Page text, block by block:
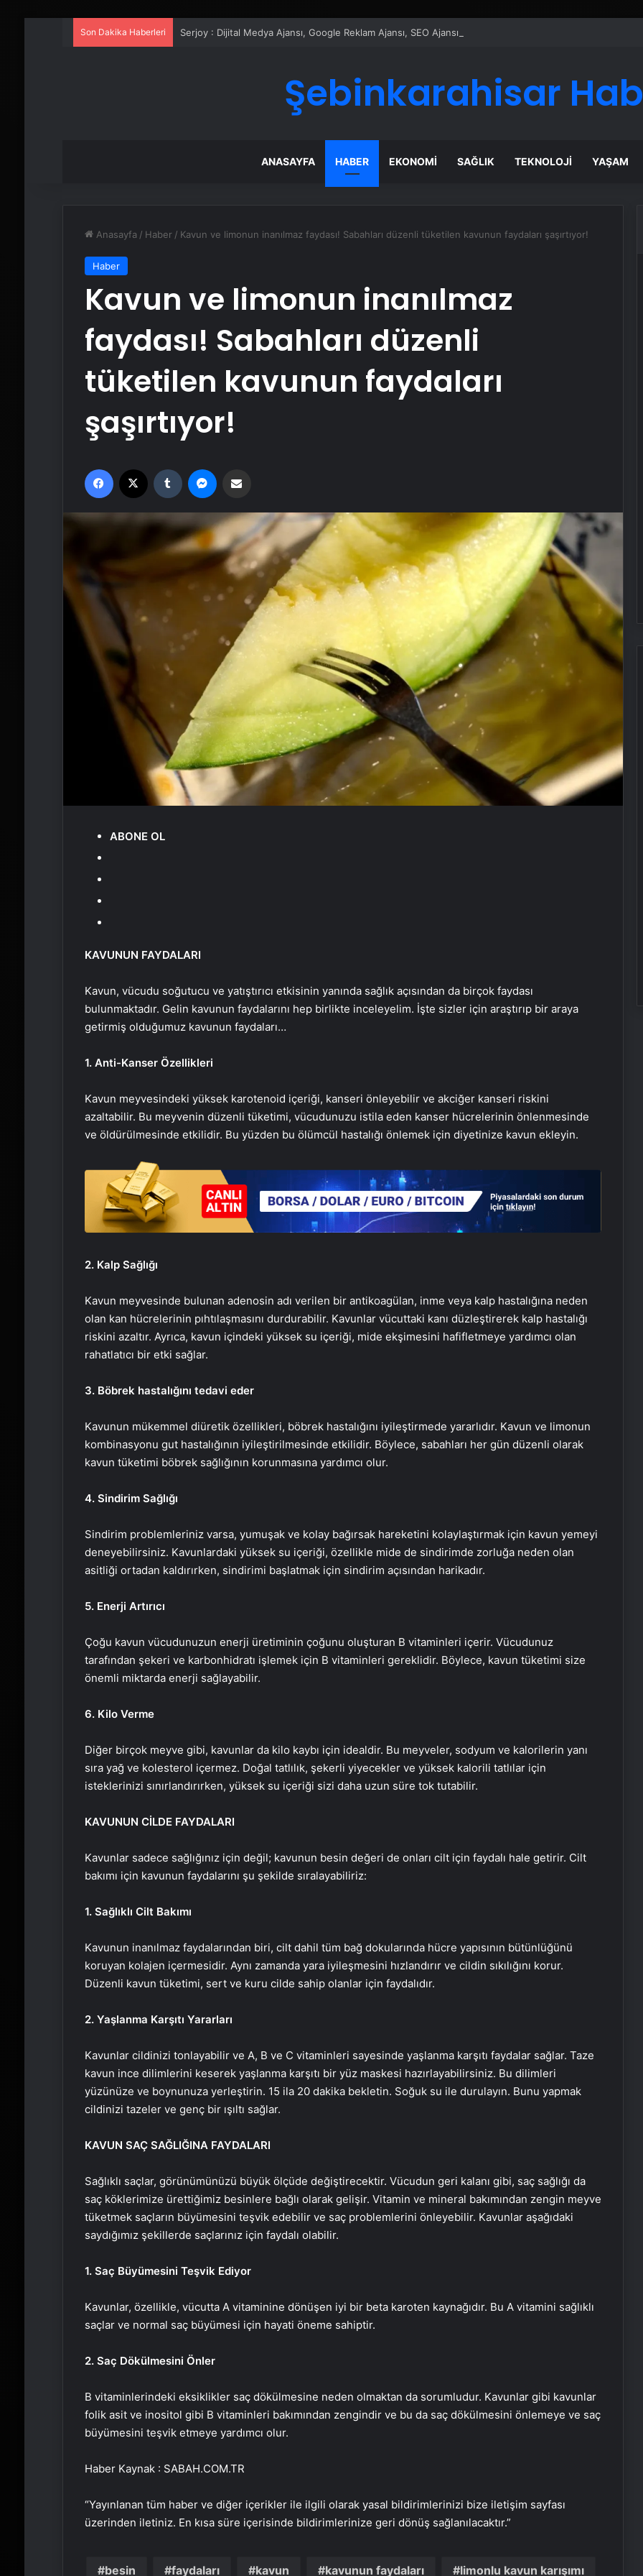
Son Dakika Haberleri Serjoy : Dijital Medya Ajansı, Google Reklam Ajansı, SEO Ajansı ve Web Tasarım Ajansı
Şebinkarahisar
ANASAYFA HABER EKONOMI SAĞLIK TEKNOLOJI YAŞAM
Anasayfa / Haber / Kavun ve limonun inanılmaz faydası! Sabahları düzenli tüketilen kavunun faydaları şaşırtıyor!
Haber
Kavun ve limonun inanılmaz
faydası! Sabahları düzenli
tüketilen kavunun faydaları
şaşırtıyor!
Facebook Tumblr
ABONE OL
KAVUNUN FAYDALARI
Kavun, vücudu soğutucu ve yatıştırıcı etkisinin yanında sağlık açısından da birçok faydası
bulunmaktadır. Gelin kavunun faydalarını hep birlikte inceleyelim. İşte sizler için araştırıp bir araya
getirmiş olduğumuz kavunun faydaları…
1. Anti-Kanser Özellikleri
Kavun meyvesindeki yüksek karotenoid içeriği, kanseri önleyebilir ve akciğer kanseri riskini
azaltabilir. Bu meyvenin düzenli tüketimi, vücudunuzu istila eden kanser hücrelerinin önlenmesinde
ve öldürülmesinde etkilidir. Bu yüzden bu ölümcül hastalığı önlemek için diyetinize kavun ekleyin.
2. Kalp Sağlığı
Kavun meyvesinde bulunan adenosin adı verilen bir antikoagülan, inme veya kalp hastalığına neden
olan kan hücrelerinin pıhtılaşmasını durdurabilir. Kavunlar vücuttaki kanı düzleştirerek kalp hastalığı
riskini azaltır. Ayrıca, kavun içindeki yüksek su içeriği, mide ekşimesini hafifletmeye yardımcı olan
rahatlatıcı bir etki sağlar.
3. Böbrek hastalığını tedavi eder
Kavunun mükemmel diüretik özellikleri, böbrek hastalığını iyileştirmede yararlıdır. Kavun ve limonun
kombinasyonu gut hastalığının iyileştirilmesinde etkilidir. Böylece, sabahları her gün düzenli olarak
kavun tüketimi böbrek sağlığının korunmasına yardımcı olur.
4. Sindirim Sağlığı
Sindirim problemleriniz varsa, yumuşak ve kolay bağırsak hareketini kolaylaştırmak için kavun yemeyi
deneyebilirsiniz. Kavunlardaki yüksek su içeriği, özellikle mide de sindirimde zorluğa neden olan
asitliği ortadan kaldırırken, sindirimi başlatmak için sindirim açısından harikadır.
5. Enerji Artırıcı
Çoğu kavun vücudunuzun enerji üretiminin çoğunu oluşturan B vitaminleri içerir. Vücudunuz
tarafından şekeri ve karbonhidratı işlemek için B vitaminleri gereklidir. Böylece, kavun tüketimi size
önemli miktarda enerji sağlayabilir.
6. Kilo Verme
Diğer birçok meyve gibi, kavunlar da kilo kaybı için idealdir. Bu meyveler, sodyum ve kalorilerin yanı
sıra yağ ve kolesterol içermez. Doğal tatlılık, şekerli yiyecekler ve yüksek kalorili tatlılar için
isteklerinizi sınırlandırırken, yüksek su içeriği sizi daha uzun süre tok tutabilir.
KAVUNUN CİLDE FAYDALARI
Kavunlar sadece sağlığınız için değil; kavunun besin değeri de onları cilt için faydalı hale getirir. Cilt
bakımı için kavunun faydalarını şu şekilde sıralayabiliriz:
1. Sağlıklı Cilt Bakımı
Kavunun inanılmaz faydalarından biri, cilt dahil tüm bağ dokularında hücre yapısının bütünlüğünü
koruyan kolajen içermesidir. Aynı zamanda yara iyileşmesini hızlandırır ve cildin sıkılığını korur.
Düzenli kavun tüketimi, sert ve kuru cilde sahip olanlar için faydalıdır.
2. Yaşlanma Karşıtı Yararları
Kavunlar cildinizi tonlayabilir ve A, B ve C vitaminleri sayesinde yaşlanma karşıtı faydalar sağlar. Taze
kavun ince dilimlerini keserek yaşlanma karşıtı bir yüz maskesi hazırlayabilirsiniz. Bu dilimleri
yüzünüze ve boynunuza yerleştirin. 15 ila 20 dakika bekletin. Soğuk su ile durulayın. Bunu yapmak
cildinizi tazeler ve genç bir ışıltı sağlar.
KAVUN SAÇ SAĞLIĞINA FAYDALARI
Sağlıklı saçlar, görünümünüzü büyük ölçüde değiştirecektir. Vücudun geri kalanı gibi, saç sağlığı da
saç köklerimize ürettiğimiz besinlere bağlı olarak gelişir. Vitamin ve mineral bakımından zengin meyve
tüketmek saçların büyümesini teşvik edebilir ve saç problemlerini önleyebilir. Kavunlar aşağıdaki
saydığımız şekillerde saçlarınız için faydalı olabilir.
1. Saç Büyümesini Teşvik Ediyor
Kavunlar, özellikle, vücutta A vitaminine dönüşen iyi bir beta karoten kaynağıdır. Bu A vitamini sağlıklı
saçlar ve normal saç büyümesi için hayati öneme sahiptir.
2. Saç Dökülmesini Önler
B vitaminlerindeki eksiklikler saç dökülmesine neden olmaktan da sorumludur. Kavunlar gibi kavunlar
folik asit ve inositol gibi B vitaminleri bakımından zengindir ve bu da saç dökülmesini önlemeye ve saç
büyümesini teşvik etmeye yardımcı olur.
Haber Kaynak : SABAH.COM.TR
“Yayınlanan tüm haber ve diğer içerikler ile ilgili olarak yasal bildirimlerinizi bize iletişim sayfası
üzerinden iletiniz. En kısa süre içerisinde bildirimlerinize geri dönüş sağlanılacaktır.”
besin faydaları kavun kavunun faydaları limonlu kavun karışımı
Felsefeci ve Simgebilimci Göktuğ
Halis, Eden Bahçesi-Cennet
söylencesini değerlendiriyor
Enerjinizi aşağı çekiyorsa dikkat!